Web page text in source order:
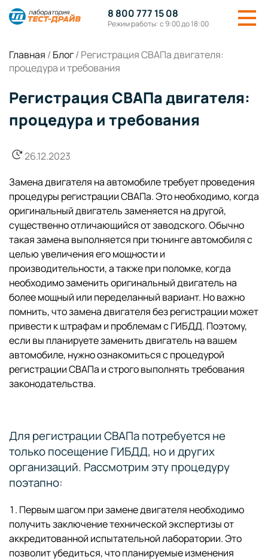
8 800 777 15 08
Режим работы: с 9:00 до 18:00
Главная / Блог/ Регистрация СВАПа двигателя:
процедура и требования
Регистрация СВАПа двигателя:
процедура и требования
26.12.2023
Замена двигателя на автомобиле требует проведения
процедуры регистрации СВАПа. Это необходимо, когда
оригинальный двигатель заменяется на другой,
существенно отличающийся от заводского. Обычно
такая замена выполняется при тюнинге автомобиля с
целью увеличения его мощности и
производительности, а также при поломке, когда
необходимо заменить оригинальный двигатель на
более мощный или переделанный вариант. Но важно
помнить, что замена двигателя без регистрации может
привести к штрафам и проблемам с ГИБДД. Поэтому,
если вы планируете заменить двигатель на вашем
автомобиле, нужно ознакомиться с процедурой
регистрации СВАПа и строго выполнять требования
законодательства.
Для регистрации СВАПа потребуется не
только посещение ГИБДД, но и других
организаций. Рассмотрим эту процедуру
поэтапно:
Первым шагом при замене двигателя необходимо
получить заключение технической экспертизы от
аккредитованной испытательной лаборатории. Это
позволит убедиться, что планируемые изменения